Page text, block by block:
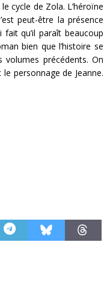
cycle de Zola. L’héroïne
peut-être la présence
qu’il paraît beaucoup
bien que l’histoire se
précédents. On
personnage de Jeanne.